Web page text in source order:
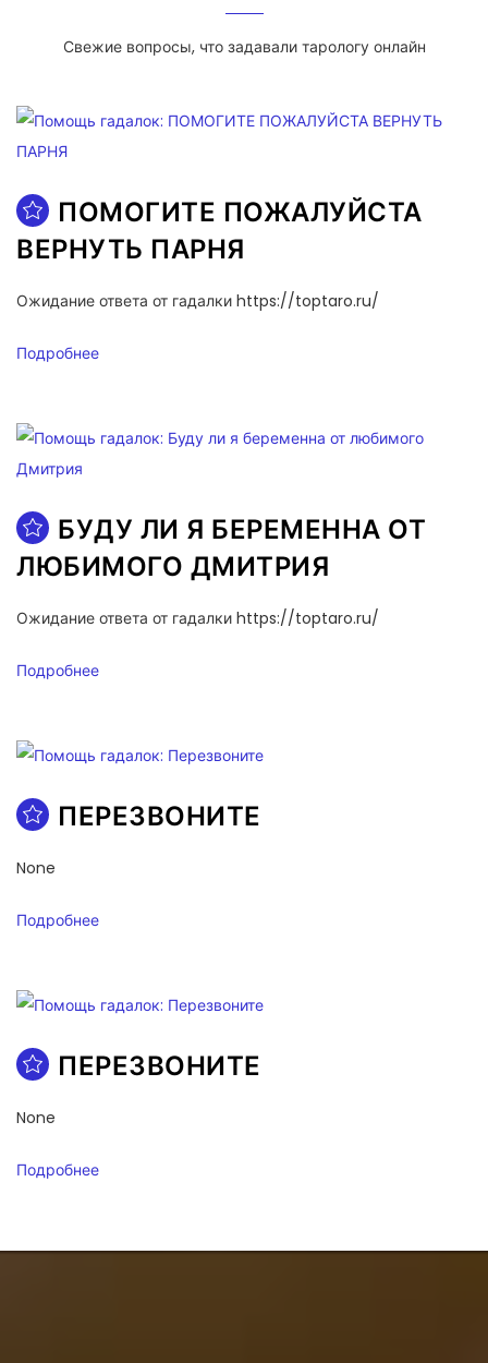
Свежие вопросы, что задавали тарологу онлайн
ПОМОГИТЕ ПОЖАЛУЙСТА
ВЕРНУТЬ ПАРНЯ
Ожидание ответа от гадалки https://toptaro.ru/
Подробнее
БУДУ ЛИ Я БЕРЕМЕННА ОТ
ЛЮБИМОГО ДМИТРИЯ
Ожидание ответа от гадалки https://toptaro.ru/
Подробнее
ПЕРЕЗВОНИТЕ
None
Подробнее
ПЕРЕЗВОНИТЕ
None
Подробнее